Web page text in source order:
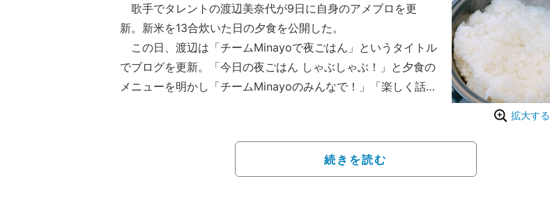
拡大する
歌手でタレントの渡辺美奈代が9日に自身のアメブロを更
新。新米を13合炊いた日の夕食を公開した。
この日、渡辺は「チームMinayoで夜ごはん」というタイトル
でブログを更新。「今日の夜ごはん しゃぶしゃぶ！」と夕食の
メニューを明かし「チームMinayoのみんなで！」「楽しく話し
続けて更新したブログでは「ごはんは新米を13合炊きまし
た！」と報告し「昨日好評だったので追加で麻婆豆腐も！」と
続きを読む